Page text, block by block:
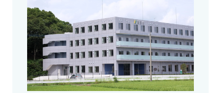
診療受付時間
月～金
09：00～12：30（受付時間 08：30～12：00）14：
00～17：30（受付時間 13：30～17：00）